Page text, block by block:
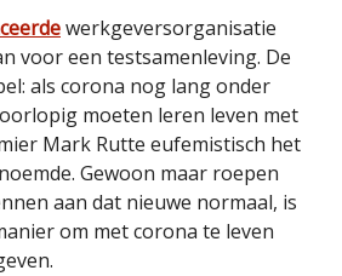
werkgeversorganisatie
voor een testsamenleving. De
als corona nog lang onder
moeten leren leven met
Mark Rutte eufemistisch het
Gewoon maar roepen
aan dat nieuwe normaal, is
om met corona te leven